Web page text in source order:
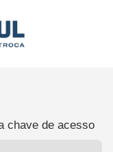
chave de acesso